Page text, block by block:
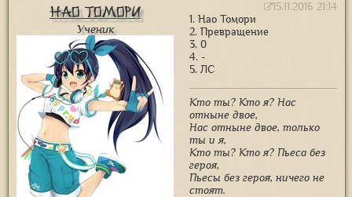
Нао Томори
Ученик
15.11.2016 21:14
1. Нао Томори
2. Превращение
3. 0
4. -
5. ЛС
Кто ты? Кто я? Нас
отныне двое,
Нас отныне двое, только
ты и я,
Кто ты? Кто я? Пьеса без
героя,
Пьесы без героя, ничего не
стоят.